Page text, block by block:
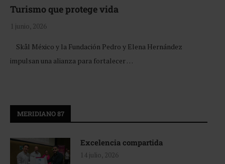
Turismo que protege vida
1 junio, 2026
Skål México y la Fundación Pedro y Elena Hernández
impulsan una alianza para fortalecer …
MERIDIANO 87
Excelencia compartida
14 julio, 2026